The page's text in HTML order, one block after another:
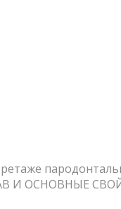
И ОСНОВНЫЕ